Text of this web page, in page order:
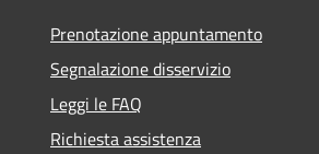
Prenotazione appuntamento
Segnalazione disservizio
Leggi le FAQ
Richiesta assistenza